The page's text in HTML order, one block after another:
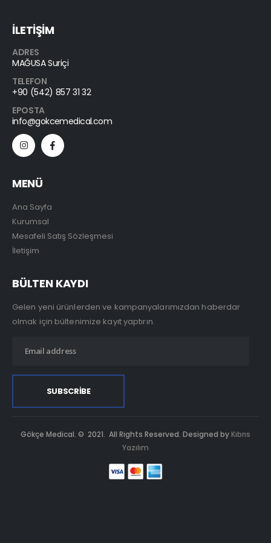
İLETİŞİM
ADRES
MAĞUSA Suriçi
TELEFON
+90 (542) 857 31 32
EPOSTA
info@gokcemedical.com
MENÜ
Ana Sayfa
Kurumsal
Mesafeli Satış Sözleşmesi
İletişim
BÜLTEN KAYDI
Gelen yeni ürünlerden ve kampanyalarımızdan haberdar
olmak için bültenimize kayıt yaptırın.
Gökçe Medical. © 2021. All Rights Reserved. Designed by Kıbrıs
Yazılım